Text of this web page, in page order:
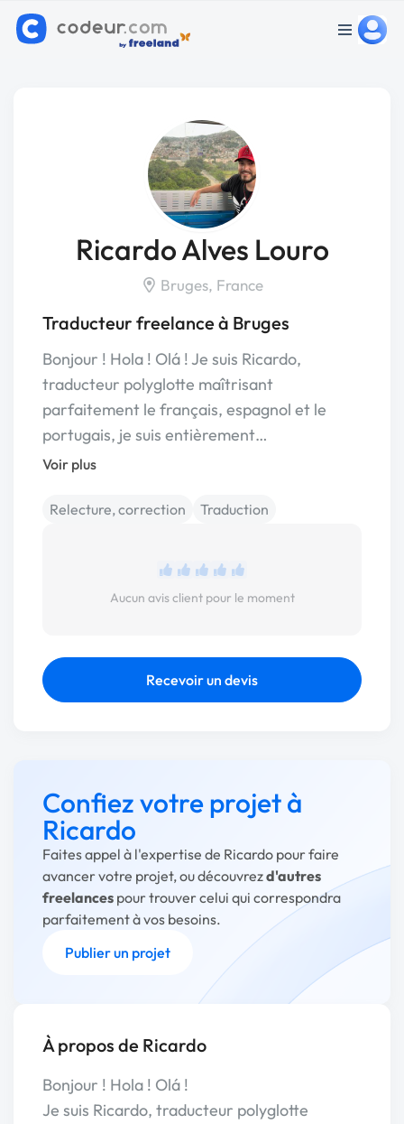
Ricardo Alves Louro
Bruges, France
Traducteur freelance à Bruges
Bonjour ! Hola ! Olá ! Je suis Ricardo,
traducteur polyglotte maîtrisant
parfaitement le français, espagnol et le
portugais, je suis entièrement…
Voir plus
Relecture, correction Traduction
Aucun avis client pour le moment
Recevoir un devis
Confiez votre projet à
Ricardo
Faites appel à l'expertise de Ricardo pour faire
avancer votre projet, ou découvrezd'autres
freelances pour trouver celui qui correspondra
parfaitement à vos besoins.
Publier un projet
À propos de Ricardo
Bonjour ! Hola ! Olá !
Je suis Ricardo, traducteur polyglotte